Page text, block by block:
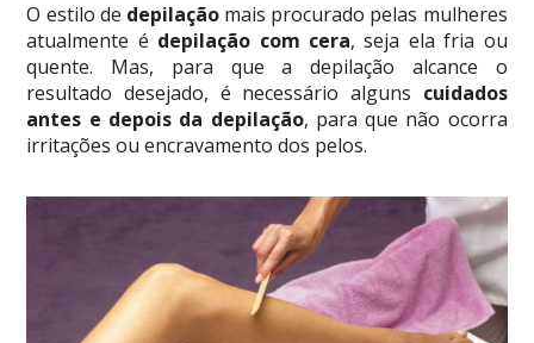
O estilo de depilaçãomais procurado pelas mulheres
atualmente é depilação com cera, seja ela fria ou
quente. Mas, para que a depilação alcance o
resultado desejado, é necessário alguns cuidados
antes e depois da depilação, para que não ocorra
irritações ou encravamento dos pelos.